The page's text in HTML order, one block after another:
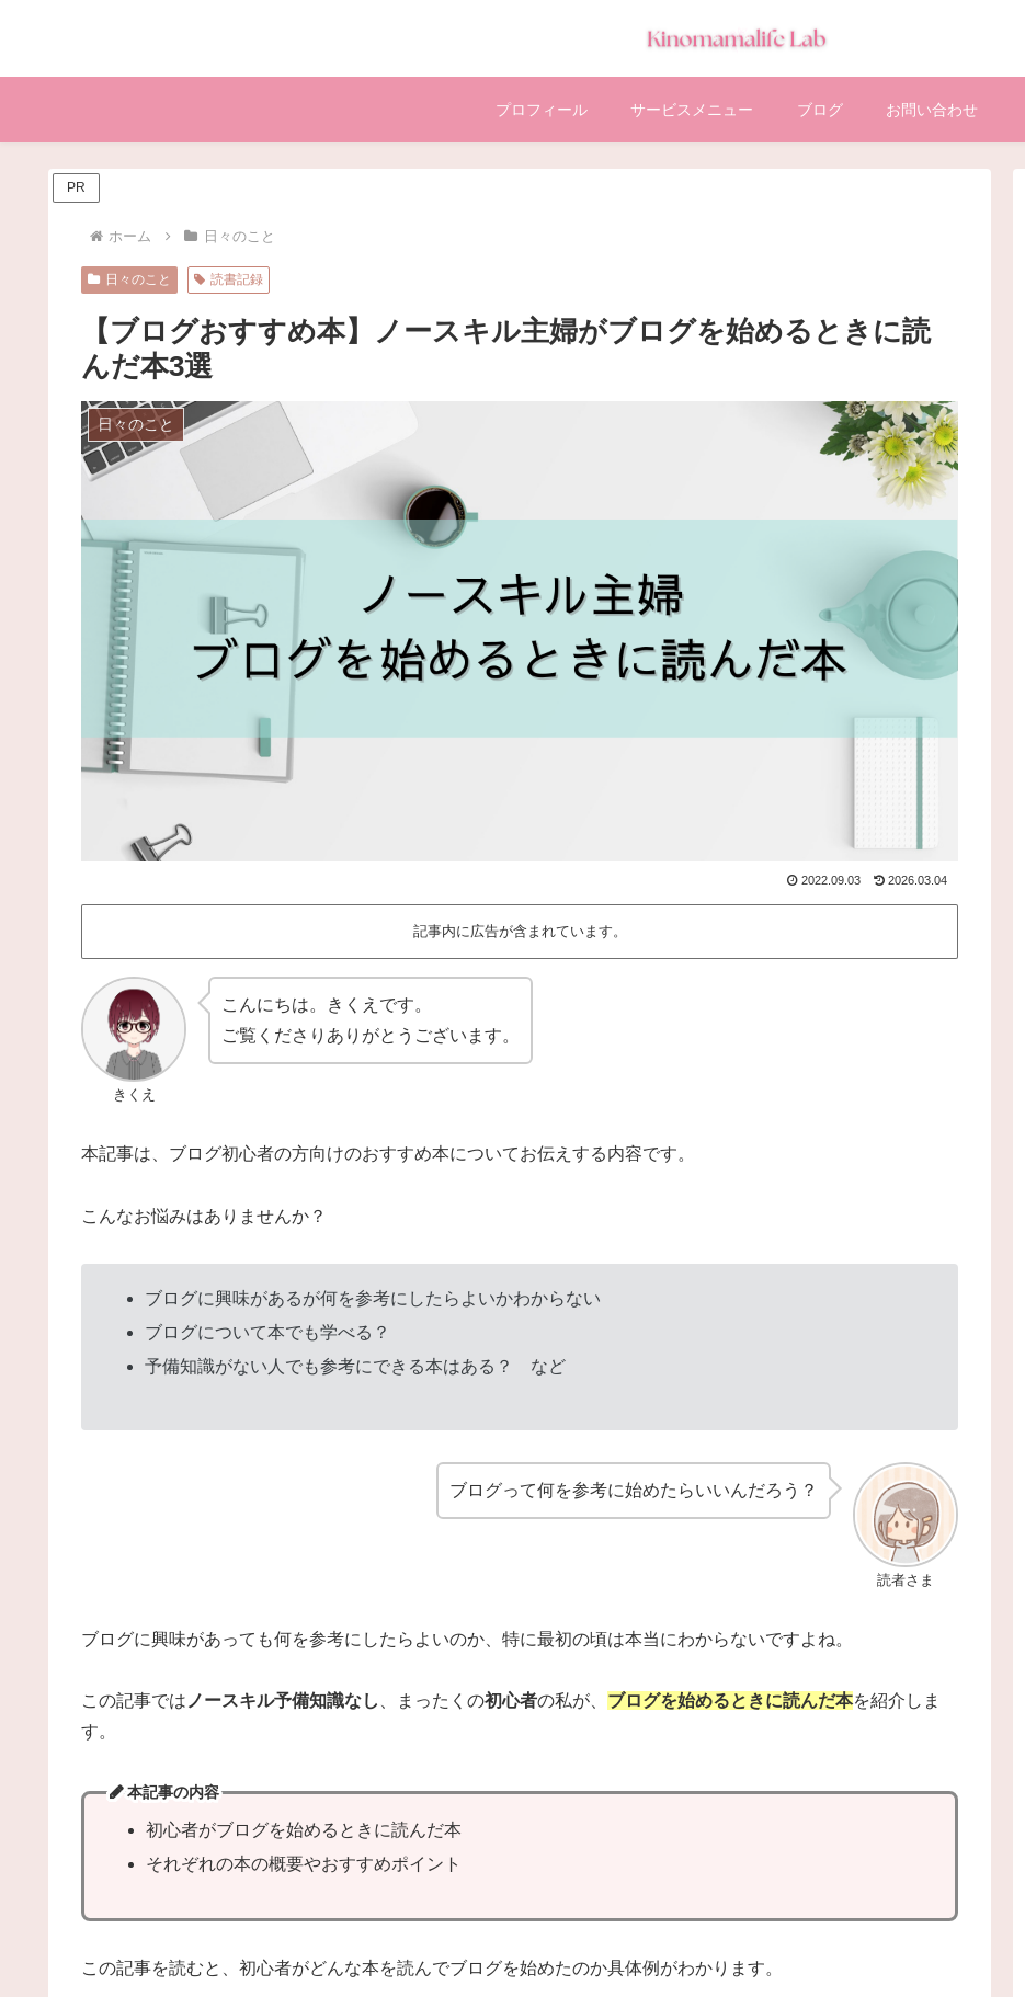
プロフィール サービスメニュー ブログ お問い合わせ
PR
ホーム 日々のこと
日々のこと 読書記録
【ブログおすすめ本】ノースキル主婦がブログを始めるときに読
んだ本3選
日々のこと
2022.09.03 2026.03.04
記事内に広告が含まれています。
きくえ
こんにちは。きくえです。
ご覧くださりありがとうございます。
本記事は、ブログ初心者の方向けのおすすめ本についてお伝えする内容です。
こんなお悩みはありませんか？
ブログに興味があるが何を参考にしたらよいかわからない
ブログについて本でも学べる？
予備知識がない人でも参考にできる本はある？ など
読者さま
ブログって何を参考に始めたらいいんだろう？
ブログに興味があっても何を参考にしたらよいのか、特に最初の頃は本当にわからないですよね。
この記事では ノースキル予備知識なし 、まったくの初心者の私が、 ブログを始めるときに読んだ本を紹介しま
す。
本記事の内容
初心者がブログを始めるときに読んだ本
それぞれの本の概要やおすすめポイント
この記事を読むと、初心者がどんな本を読んでブログを始めたのか具体例がわかります。